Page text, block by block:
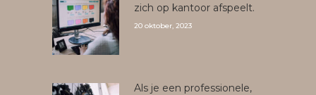
zich op kantoor afspeelt.
20 oktober, 2023
Als je een professionele,